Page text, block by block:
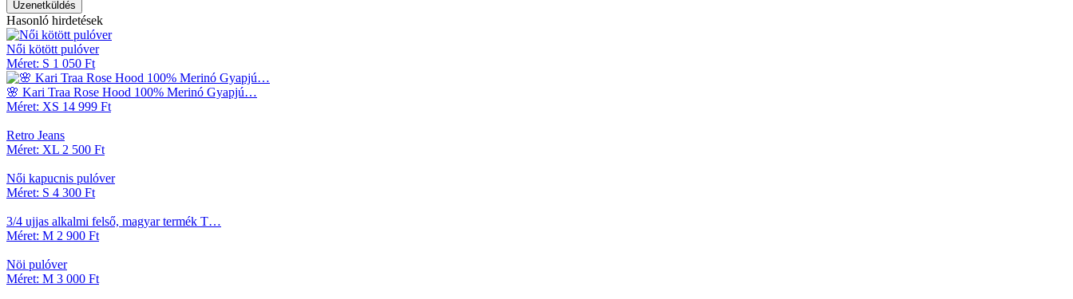
Üzenetküldés
Hasonló hirdetések
Női kötött pulóver
Méret: S 1 050 Ft
🌸 Kari Traa Rose Hood 100% Merinó Gyapjú…
Méret: XS 14 999 Ft
Retro Jeans
Méret: XL 2 500 Ft
Női kapucnis pulóver
Méret: S 4 300 Ft
3/4 ujjas alkalmi felső, magyar termék T…
Méret: M 2 900 Ft
Nöi pulóver
Méret: M 3 000 Ft